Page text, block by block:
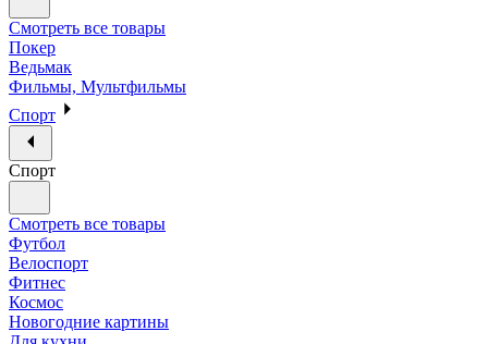
Смотреть все товары
Покер
Ведьмак
Фильмы, Мультфильмы
Спорт
Спорт
Смотреть все товары
Футбол
Велоспорт
Фитнес
Космос
Новогодние картины